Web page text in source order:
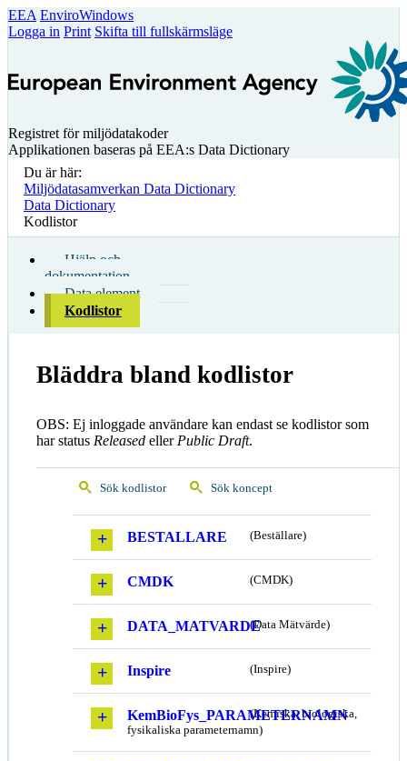
EEA EnviroWindows
Logga in Print Skifta till fullskärmsläge
Registret för miljödatakoder
Applikationen baseras på EEA:s Data Dictionary
Du är här:
Miljödatasamverkan Data Dictionary
Data Dictionary
Kodlistor
Hjälp och
dokumentation
Data element
Kodlistor
Bläddra bland kodlistor
OBS: Ej inloggade användare kan endast se kodlistor som
har status Released eller Public Draft.
Sök kodlistor Sök koncept
BESTALLARE (Beställare)
CMDK (CMDK)
DATA_MATVARDE(Data Mätvärde)
Inspire (Inspire)
KemBioFys_PARAMETERNAMN
(Kemiska, biologiska,
fysikaliska parameternamn)